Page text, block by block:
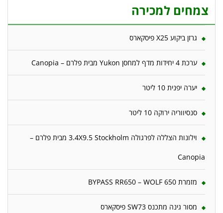
צמחים למכירה
גרזן ביקוע X25 פיסקארס
ערכת 4 יחידות מדף למחסן Yukon מבית פלרם – Canopia
יערה יפנית 10 ליטר
סנסיווריה ירוקה 10 ליטר
וילונות הצללה לפרגולה 3.4X9.5 Stockholm מבית פלרם –
Canopia
מזמרת 650 BYPASS RR650 – WOLF
מסור גינה מתכנס SW73 פיסקארס